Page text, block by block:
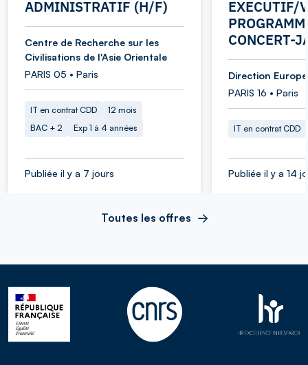
ADMINISTRATIF (H/F)
Centre de Recherche sur les
Civilisations de l'Asie Orientale
PARIS 05 • Paris
IT en contrat CDD
12 mois
BAC + 2
Exp 1 à 4 années
Publiée il y a 7 jours
EXECUTIF/
CONCERT-
Direction
PARIS 16 • Paris
IT en contrat CDD
Publiée il y a 14
Toutes les offres